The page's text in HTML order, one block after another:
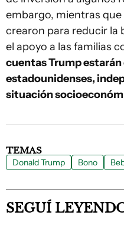
embargo, mientras
crearon para reducir la
el apoyo a las familias
cuentas Trump
estadounidenses,
situación
TEMAS
Donald Trump Bono
SEGUÍ